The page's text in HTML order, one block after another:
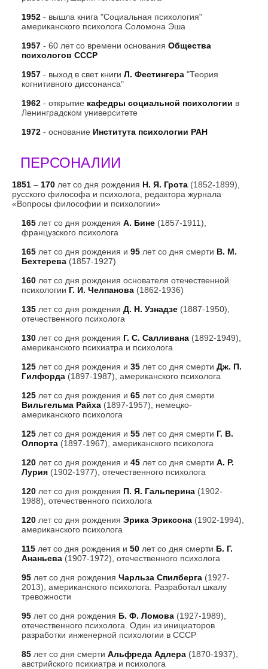
1952- вышла книга "Социальная психология"
американского психолога Соломона Эша
1957- 60 лет со времени основания Общества
психологов СССР
1957- выход в свет книги Л. Фестингера"Теория
когнитивного диссонанса"
1962- открытиекафедры социальной психологии в
Ленинградском университете
1972- основание Института психологии РАН
ПЕРСОНАЛИИ
1851 – 170 лет со дня рождения Н. Я. Грота (1852-1899),
русского философа и психолога, редактора журнала
«Вопросы философии и психологии»
165лет со дня рождения А. Бине(1857-1911),
французского психолога
165лет со дня рождения и 95лет со дня смерти В. М.
Бехтерева(1857-1927)
160лет со дня рождения основателя отечественной
психологии Г. И. Челпанова(1862-1936)
135лет со дня рождения Д. Н. Узнадзе(1887-1950),
отечественного психолога
130лет со дня рождения Г. С. Салливана(1892-1949),
американского психиатра и психолога
125лет со дня рождения и 35лет со дня смерти Дж. П.
Гилфорда(1897-1987), американского психолога
125лет со дня рождения и 65лет со дня смерти
Вильгельма Райха(1897-1957), немецко-
американского психолога
125лет со дня рождения и 55лет со дня смерти Г. В.
Олпорта(1897-1967), американского психолога
120лет со дня рождения и 45лет со дня смерти А. Р.
Лурия(1902-1977), отечественного психолога
120лет со дня рождения П. Я. Гальперина(1902-
1988), отечественного психолога
120лет со дня рождения Эрика Эриксона(1902-1994),
американского психолога
115лет со дня рождения и 50лет со дня смерти Б. Г.
Ананьева(1907-1972), отечественного психолога
95лет со дня рождения Чарльза Спилберга(1927-
2013), американского психолога. Разработал шкалу
тревожности
95лет со дня рождения Б. Ф. Ломова(1927-1989),
отечественного психолога. Один из инициаторов
разработки инженерной психологии в СССР
85лет со дня смерти Альфреда Адлера(1870-1937),
австрийского психиатра и психолога